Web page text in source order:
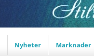
Nyheter Marknader